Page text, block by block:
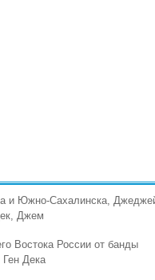
и Южно-Сахалинска,
Джем
Востока России от банды
Дека